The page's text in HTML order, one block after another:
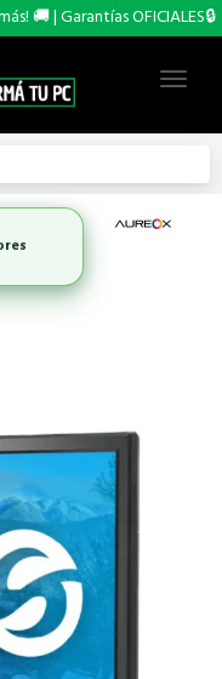
| Garantías OFICIALES🔒